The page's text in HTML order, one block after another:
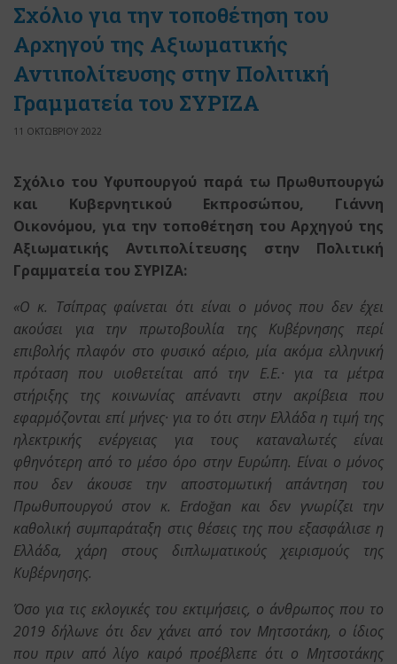
Σχόλιο για την τοποθέτηση του
Αρχηγού της Αξιωματικής
Αντιπολίτευσης στην Πολιτική
Γραμματεία του ΣΥΡΙΖΑ
11 ΟΚΤΩΒΡΙΟΥ 2022
Σχόλιο του Υφυπουργού παρά τω Πρωθυπουργώ
και Κυβερνητικού Εκπροσώπου, Γιάννη
Οικονόμου, για την τοποθέτηση του Αρχηγού της
Αξιωματικής Αντιπολίτευσης στην Πολιτική
Γραμματεία του ΣΥΡΙΖΑ:
«Ο κ. Τσίπρας φαίνεται ότι είναι ο μόνος που δεν έχει
ακούσει για την πρωτοβουλία της Κυβέρνησης περί
επιβολής πλαφόν στο φυσικό αέριο, μία ακόμα ελληνική
πρόταση που υιοθετείται από την Ε.Ε.· για τα μέτρα
στήριξης της κοινωνίας απέναντι στην ακρίβεια που
εφαρμόζονται επί μήνες· για το ότι στην Ελλάδα η τιμή της
ηλεκτρικής ενέργειας για τους καταναλωτές είναι
φθηνότερη από το μέσο όρο στην Ευρώπη. Είναι ο μόνος
που δεν άκουσε την αποστομωτική απάντηση του
Πρωθυπουργού στον κ. Erdoğan και δεν γνωρίζει την
καθολική συμπαράταξη στις θέσεις της που εξασφάλισε η
Ελλάδα, χάρη στους διπλωματικούς χειρισμούς της
Κυβέρνησης.
Όσο για τις εκλογικές του εκτιμήσεις, ο άνθρωπος που το
2019 δήλωνε ότι δεν χάνει από τον Μητσοτάκη, ο ίδιος
που πριν από λίγο καιρό προέβλεπε ότι ο Μητσοτάκης